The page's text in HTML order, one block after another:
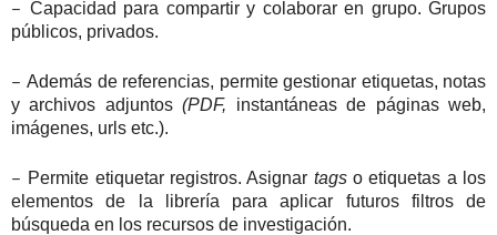
– Capacidad para compartir y colaborar en grupo. Grupos
públicos, privados.
–Además de referencias, permite gestionar etiquetas, notas
y archivos adjuntos(PDF, instantáneas de páginas web,
imágenes, urls etc.).
– Permite etiquetar registros. Asignar tagso etiquetas a los
elementos de la librería para aplicar futuros filtros de
búsqueda en los recursos de investigación.